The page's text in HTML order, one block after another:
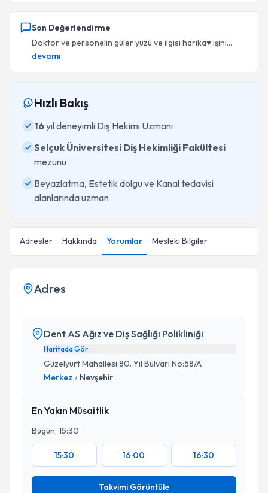
Son Değerlendirme
Doktor ve personelin güler yüzü ve ilgisi harika♥️ işini...
devamı
Hızlı Bakış
16yıl deneyimli Diş Hekimi Uzmanı
Selçuk Üniversitesi Diş Hekimliği Fakültesi
mezunu
Beyazlatma, Estetik dolgu ve Kanal tedavisi
alanlarında uzman
Adresler Hakkında Yorumlar Mesleki Bilgiler
Adres
Dent AS Ağız ve Diş Sağlığı Polikliniği
Haritada Gör
Güzelyurt Mahallesi 80. Yıl Bulvarı No:58/A
Merkez / Nevşehir
En Yakın Müsaitlik
Bugün, 15:30
15:30 16:00 16:30
Takvimi Görüntüle